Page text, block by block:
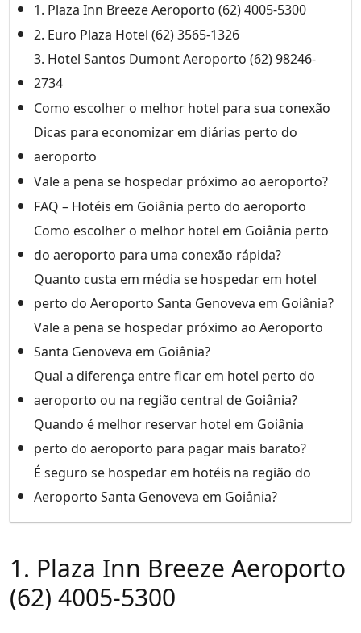
1. Plaza Inn Breeze Aeroporto (62) 4005-5300
2. Euro Plaza Hotel (62) 3565-1326
3. Hotel Santos Dumont Aeroporto (62) 98246-
2734
Como escolher o melhor hotel para sua conexão
Dicas para economizar em diárias perto do
aeroporto
Vale a pena se hospedar próximo ao aeroporto?
FAQ – Hotéis em Goiânia perto do aeroporto
Como escolher o melhor hotel em Goiânia perto
do aeroporto para uma conexão rápida?
Quanto custa em média se hospedar em hotel
perto do Aeroporto Santa Genoveva em Goiânia?
Vale a pena se hospedar próximo ao Aeroporto
Santa Genoveva em Goiânia?
Qual a diferença entre ficar em hotel perto do
aeroporto ou na região central de Goiânia?
Quando é melhor reservar hotel em Goiânia
perto do aeroporto para pagar mais barato?
É seguro se hospedar em hotéis na região do
Aeroporto Santa Genoveva em Goiânia?
1. Plaza Inn Breeze Aeroporto
(62) 4005-5300